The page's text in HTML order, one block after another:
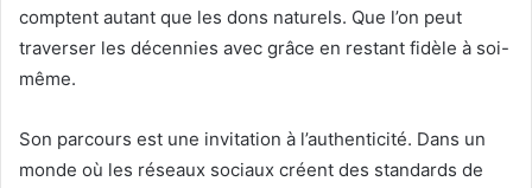
comptent autant que les dons naturels. Que l’on peut
traverser les décennies avec grâce en restant fidèle à soi-
même.
Son parcours est une invitation à l’authenticité. Dans un
monde où les réseaux sociaux créent des standards de